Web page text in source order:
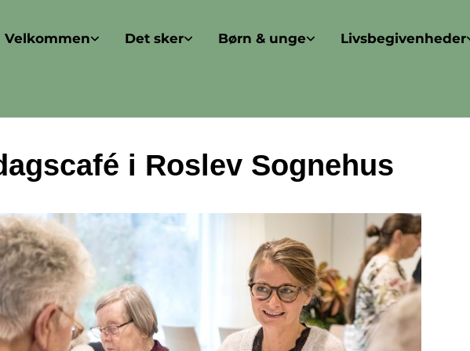
Velkommen Det sker Børn & unge Livsbegivenheder
i Roslev Sognehus